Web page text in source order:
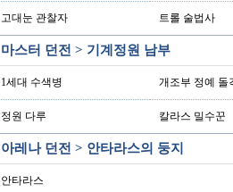
고대눈 관찰자 트롤 술법사
마스터 던전 > 기계정원 남부
1세대 수색병 개조부 정예 돌
정원 다루 칼라스 밀수꾼
아레나 던전 > 안타라스의 둥지
안타라스